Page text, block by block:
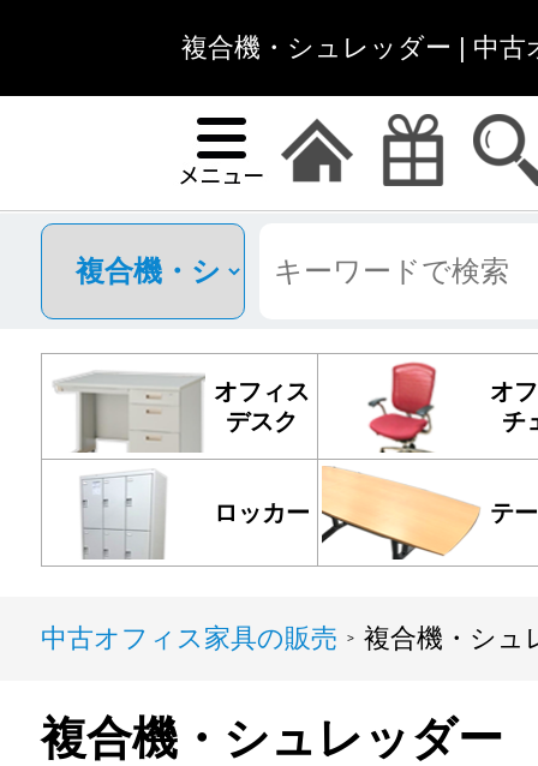
複合機・シュレッダー | 中古
オフィス
デスク
オ
チ
ロッカー テ
中古オフィス家具の販売 > 複合機・シュ
複合機・シュレッダー